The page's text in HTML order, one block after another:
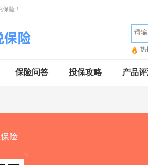
险！
热
保险问答 投保攻略 产品评